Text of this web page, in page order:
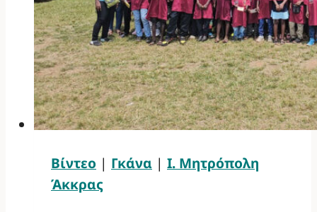
Βίντεο | Γκάνα | Ι. Μητρόπολη
Άκκρας